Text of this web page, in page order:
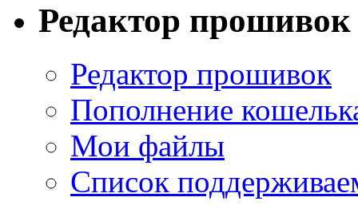
Редактор прошивок
Редактор прошивок
Пополнение
Мои файлы
Список